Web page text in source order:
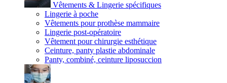
Vêtements & Lingerie spécifiques
Lingerie à poche
Vêtements pour prothèse mammaire
Lingerie post-opératoire
Vêtement pour chirurgie esthétique
Ceinture, panty plastie abdominale
Panty, combiné, ceinture liposuccion